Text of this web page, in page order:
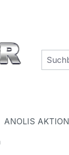
ANOLIS AKTION